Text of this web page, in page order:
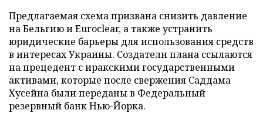
Предлагаемая схема призвана снизить давление
на Бельгию и Euroclear, а также устранить
юридические барьеры для использования средств
в интересах Украины. Создатели плана ссылаются
на прецедент с иракскими государственными
активами, которые после свержения Саддама
Хусейна были переданы в Федеральный
резервный банк Нью-Йорка.